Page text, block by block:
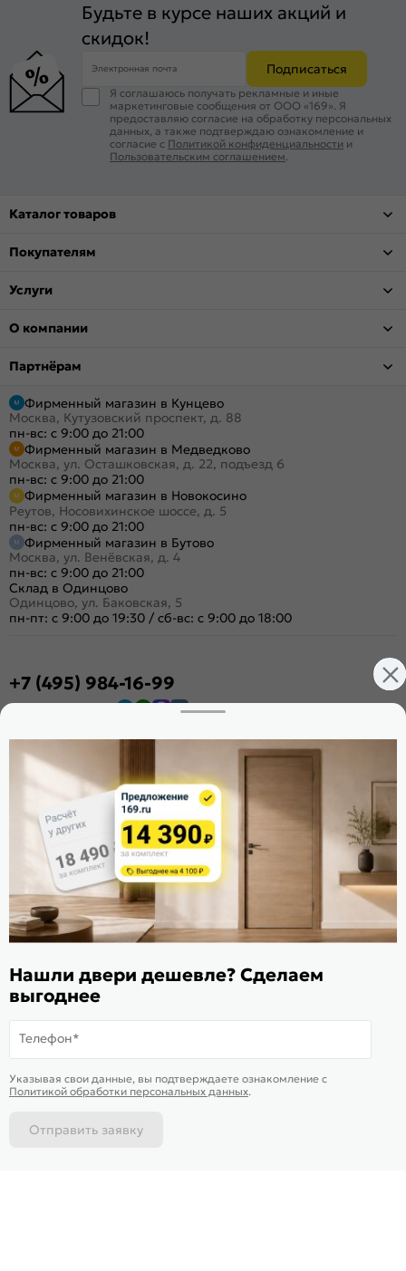
В корзину-33 872 ₽ Купить в 1 клик
Будьте в курсе наших акций и
скидок!
Электронная почта Подписаться
Я соглашаюсь получать рекламные и иные
маркетинговые сообщения от ООО «169». Я
предоставляю согласие на обработку персональных
данных, а также подтверждаю ознакомление и
согласие с Политикой конфиденциальности и
Пользовательским соглашением.
Каталог товаров
Покупателям
Услуги
О компании
Партнёрам
Фирменный магазин в Кунцево
Москва, Кутузовский проспект, д. 88
пн-вс: с 9:00 до 21:00
Фирменный магазин в Медведково
Москва, ул. Осташковская, д. 22, подъезд 6
пн-вс: с 9:00 до 21:00
Фирменный магазин в Новокосино
Реутов, Носовихинское шоссе, д. 5
пн-вс: с 9:00 до 21:00
Фирменный магазин в Бутово
Москва, ул. Венёвская, д. 4
пн-вс: с 9:00 до 21:00
Склад в Одинцово
Одинцово, ул. Баковская, 5
пн-пт: с 9:00 до 19:30 / сб-вс: с 9:00 до 18:00
+7 (495) 984-16-99
Стать дилером
Расскажите о нас
Поделиться
Оцените магазин
ИКС 1340
© 2010—2026 Склад Дверей 169.RU
Пользовательское соглашение
Политика обработки персональных данных
Карта сайта
Нашли двери дешевле? Сделаем
выгоднее
Телефон*
Указывая свои данные, вы подтверждаете ознакомление c
Политикой обработки персональных данных.
Отправить заявку